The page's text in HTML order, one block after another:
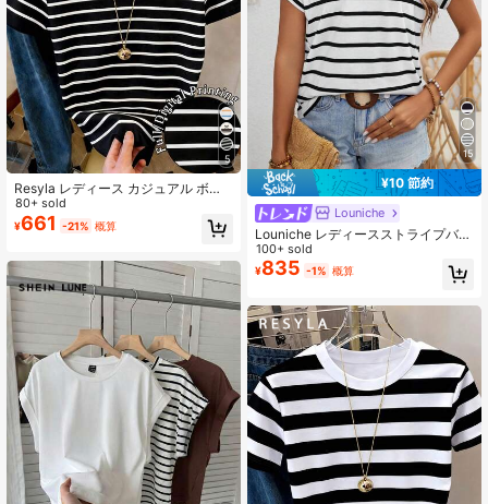
5
Resyla レディース カジュアル ボー
ダー柄 ラウンドネック 半袖 Tシャ
ツ、夏用
80+ sold
¥661 -21% 概算
15
¥10 節約
Louniche
Louniche レディースストライプバッ
トウィングショートスリーブTシャツ
グラフィックTシャツレディーストッ
プス
100+ sold
¥835 -1% 概算